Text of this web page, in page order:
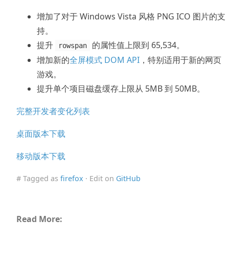
增加了对于 Windows Vista 风格 PNG ICO 图片的支
持。
提升
rowspan
的属性值上限到 65,534。
增加新的全屏模式 DOM API ，特别适用于新的网页
游戏。
提升单个项目磁盘缓存上限从 5MB 到 50MB。
完整开发者变化列表
桌面版本下载
移动版本下载
# Tagged as firefox · Edit on GitHub
Read More: